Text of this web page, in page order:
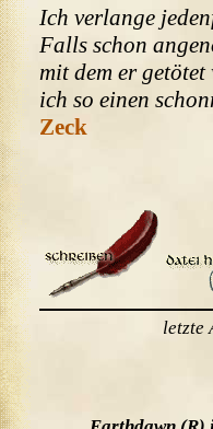
Ich verlange
Falls schon
mit dem er
ich so einen
Zeck
letzte